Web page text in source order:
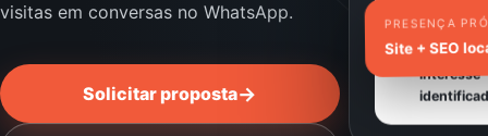
visitas em conversas no WhatsApp.
Solicitar proposta→
Origem e
interesse
PRESENÇA
Site + SEO